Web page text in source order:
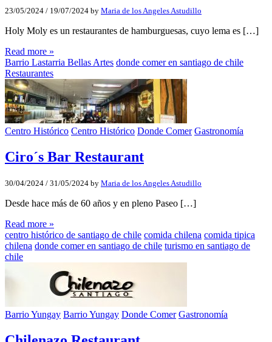
23/05/2024 / 19/07/2024 by Maria de los Angeles Astudillo
Holy Moly es un restaurantes de hamburguesas, cuyo lema es […]
Read more »
Barrio Lastarria Bellas Artes donde comer en santiago de chile
Restaurantes
Centro Histórico Centro Histórico Donde Comer Gastronomía
Ciro´s Bar Restaurant
30/04/2024 / 31/05/2024 by Maria de los Angeles Astudillo
Desde hace más de 60 años y en pleno Paseo […]
Read more »
centro histórico de santiago de chile comida chilena comida tipica
chilena donde comer en santiago de chile turismo en santiago de
chile
Barrio Yungay Barrio Yungay Donde Comer Gastronomía